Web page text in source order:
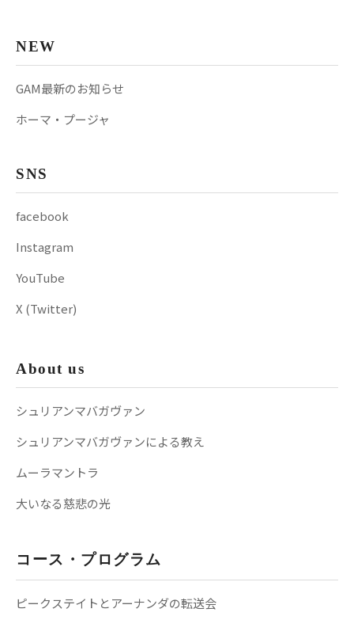
NEW
GAM最新のお知らせ
ホーマ・プージャ
SNS
facebook
Instagram
YouTube
X (Twitter)
About us
シュリアンマバガヴァン
シュリアンマバガヴァンによる教え
ムーラマントラ
大いなる慈悲の光
コース・プログラム
ピークステイトとアーナンダの転送会